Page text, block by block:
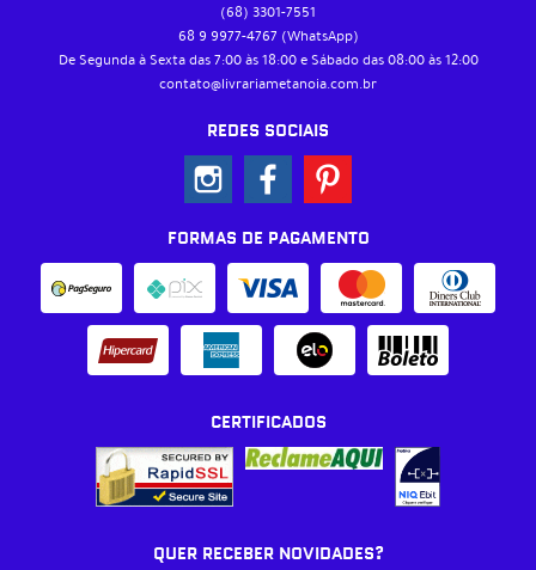
(68) 3301-7551
68 9 9977-4767 (WhatsApp)
De Segunda à Sexta das 7:00 às 18:00 e Sábado das 08:00 às 12:00
contato@livrariametanoia.com.br
REDES SOCIAIS
FORMAS DE PAGAMENTO
CERTIFICADOS
QUER RECEBER NOVIDADES?